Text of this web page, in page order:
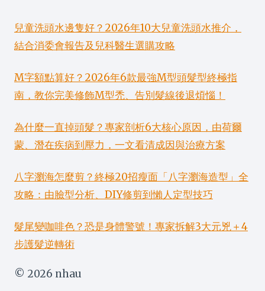
兒童洗頭水邊隻好？2026年10大兒童洗頭水推介，
結合消委會報告及兒科醫生選購攻略
M字額點算好？2026年6款最強M型頭髮型終極指
南，教你完美修飾M型禿、告別髮線後退煩惱！
為什麼一直掉頭髮？專家剖析6大核心原因，由荷爾
蒙、潛在疾病到壓力，一文看清成因與治療方案
八字瀏海怎麼剪？終極20招瘦面「八字瀏海造型」全
攻略：由臉型分析、DIY修剪到懶人定型技巧
髮尾變咖啡色？恐是身體警號！專家拆解3大元兇＋4
步護髮逆轉術
© 2026 nhau